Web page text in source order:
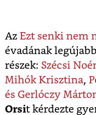
Az Ezt senki nem
évadának
részek: Szécsi
Mihók Krisztina,
és Gerlóczy
Orsit kérdezte